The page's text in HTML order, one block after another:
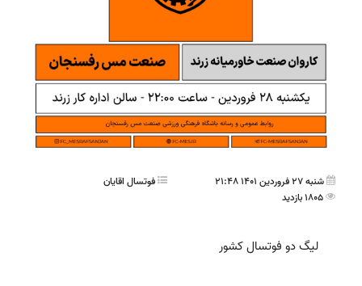
شنبه 27 فروردین 1401 21:48
فوتسال اقايان
لیگ دو فوتسال کشور